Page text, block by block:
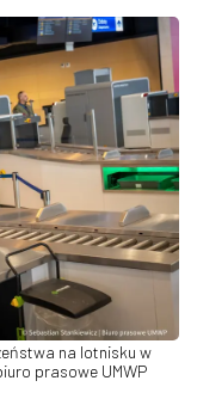
na lotnisku w
prasowe UMWP